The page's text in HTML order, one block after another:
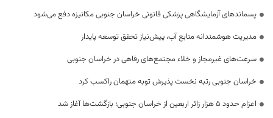
پسماندهای آزمایشگاهی پزشکی قانونی خراسان جنوبی مکانیزه دفع می‌شود
مدیریت هوشمندانه منابع آب، پیش‌نیاز تحقق توسعه پایدار
سرعت‌های غیرمجاز و خلاء مجتمع‌های رفاهی در خراسان جنوبی
خراسان جنوبی رتبه نخست پذیرش توبه متهمان راکسب کرد
اعزام حدود 5 هزار زائر اربعین از خراسان جنوبی؛ بازگشت‌ها آغاز شد